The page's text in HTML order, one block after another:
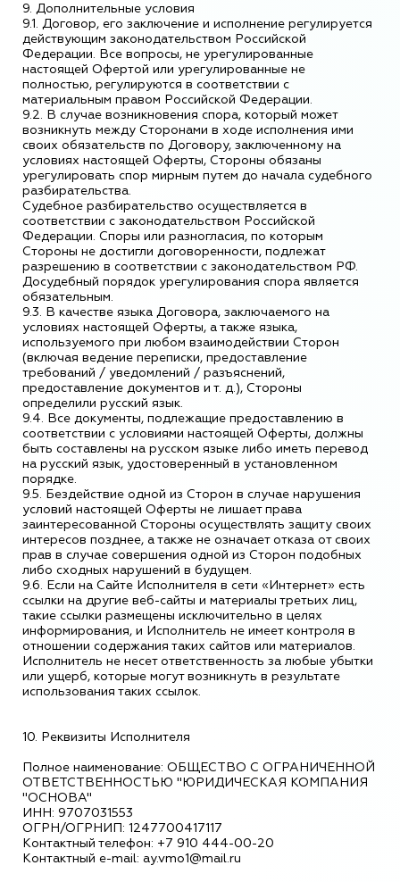
9. Дополнительные условия
9.1. Договор, его заключение и исполнение регулируется
действующим законодательством Российской
Федерации. Все вопросы, не урегулированные
настоящей Офертой или урегулированные не
полностью, регулируются в соответствии с
материальным правом Российской Федерации.
9.2. В случае возникновения спора, который может
возникнуть между Сторонами в ходе исполнения ими
своих обязательств по Договору, заключенному на
условиях настоящей Оферты, Стороны обязаны
урегулировать спор мирным путем до начала судебного
разбирательства.
Судебное разбирательство осуществляется в
соответствии с законодательством Российской
Федерации. Споры или разногласия, по которым
Стороны не достигли договоренности, подлежат
разрешению в соответствии с законодательством РФ.
Досудебный порядок урегулирования спора является
обязательным.
9.3. В качестве языка Договора, заключаемого на
условиях настоящей Оферты, а также языка,
используемого при любом взаимодействии Сторон
(включая ведение переписки, предоставление
требований / уведомлений / разъяснений,
предоставление документов и т. д.), Стороны
определили русский язык.
9.4. Все документы, подлежащие предоставлению в
соответствии с условиями настоящей Оферты, должны
быть составлены на русском языке либо иметь перевод
на русский язык, удостоверенный в установленном
порядке.
9.5. Бездействие одной из Сторон в случае нарушения
условий настоящей Оферты не лишает права
заинтересованной Стороны осуществлять защиту своих
интересов позднее, а также не означает отказа от своих
прав в случае совершения одной из Сторон подобных
либо сходных нарушений в будущем.
9.6. Если на Сайте Исполнителя в сети «Интернет» есть
ссылки на другие веб-сайты и материалы третьих лиц,
такие ссылки размещены исключительно в целях
информирования, и Исполнитель не имеет контроля в
отношении содержания таких сайтов или материалов.
Исполнитель не несет ответственность за любые убытки
или ущерб, которые могут возникнуть в результате
использования таких ссылок.
10. Реквизиты Исполнителя
Полное наименование: ОБЩЕСТВО С ОГРАНИЧЕННОЙ
ОТВЕТСТВЕННОСТЬЮ "ЮРИДИЧЕСКАЯ КОМПАНИЯ
"ОСНОВА"
ИНН: 9707031553
ОГРН/ОГРНИП: 1247700417117
Контактный телефон: +7 910 444-00-20
Контактный e-mail: ay.vmo1@mail.ru